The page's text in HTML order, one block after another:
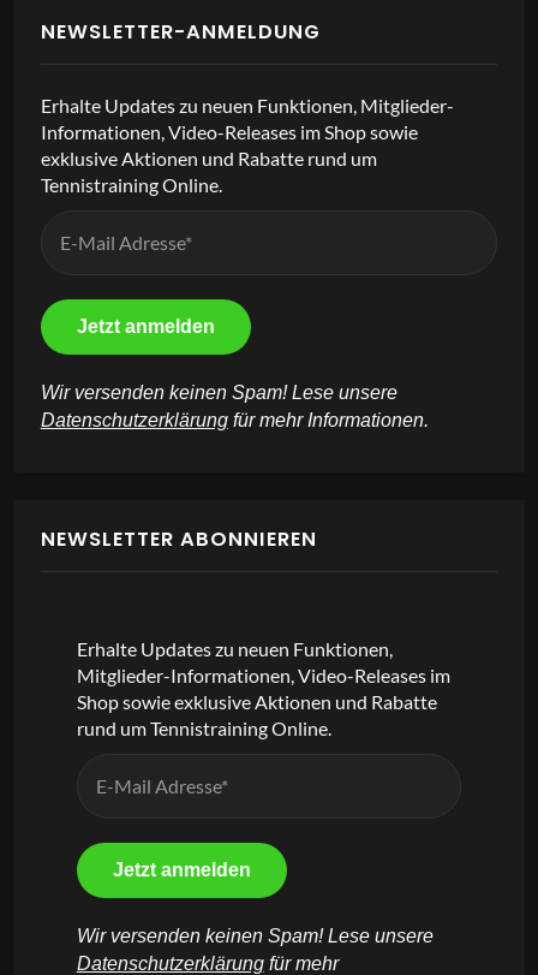
NEWSLETTER-ANMELDUNG
Erhalte Updates zu neuen Funktionen, Mitglieder-
Informationen, Video-Releases im Shop sowie
exklusive Aktionen und Rabatte rund um
Tennistraining Online.
Wir versenden keinen Spam! Lese unsere
Datenschutzerklärungfür mehr Informationen.
NEWSLETTER ABONNIEREN
Erhalte Updates zu neuen Funktionen,
Mitglieder-Informationen, Video-Releases im
Shop sowie exklusive Aktionen und Rabatte
rund um Tennistraining Online.
Wir versenden keinen Spam! Lese unsere
Datenschutzerklärungfür mehr